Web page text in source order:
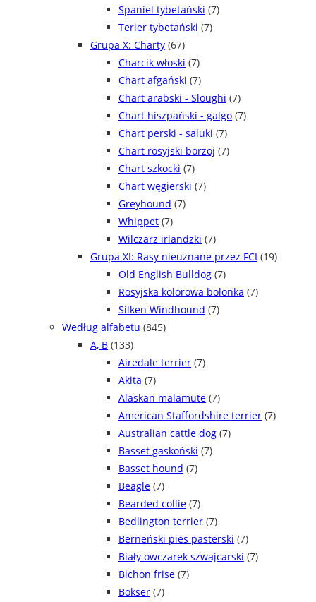
Spaniel tybetański (7)
Terier tybetański (7)
Grupa X: Charty (67)
Charcik włoski (7)
Chart afgański (7)
Chart arabski - Sloughi (7)
Chart hiszpański - galgo (7)
Chart perski - saluki (7)
Chart rosyjski borzoj (7)
Chart szkocki (7)
Chart węgierski (7)
Greyhound (7)
Whippet (7)
Wilczarz irlandzki (7)
Grupa XI: Rasy nieuznane przez FCI (19)
Old English Bulldog (7)
Rosyjska kolorowa bolonka (7)
Silken Windhound (7)
Według alfabetu (845)
A, B (133)
Airedale terrier (7)
Akita (7)
Alaskan malamute (7)
American Staffordshire terrier (7)
Australian cattle dog (7)
Basset gaskoński (7)
Basset hound (7)
Beagle (7)
Bearded collie (7)
Bedlington terrier (7)
Berneński pies pasterski (7)
Biały owczarek szwajcarski (7)
Bichon frise (7)
Bokser (7)